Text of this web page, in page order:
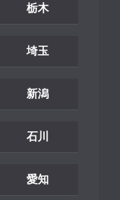
栃木
埼玉
新潟
石川
愛知